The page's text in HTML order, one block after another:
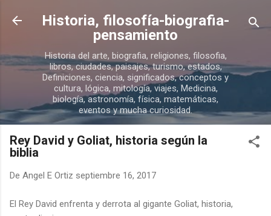
Ir al contenido principal
Historia, filosofía-biografia-
pensamiento
Historia del arte, biografia, religiones, filosofia,
libros, ciudades, paisajes, turismo, estados,
Definiciones, ciencia, significados, conceptos y
cultura, lógica, mitología, viajes, Medicina,
biología, astronomía, física, matemáticas,
eventos y mucha curiosidad.
Rey David y Goliat, historia según la
biblia
De Angel E Ortiz septiembre 16, 2017
El Rey David enfrenta y derrota al gigante Goliat, historia,